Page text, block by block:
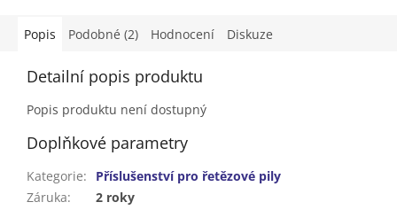
Popis Podobné (2) Hodnocení Diskuze
Detailní popis produktu
Popis produktu není dostupný
Doplňkové parametry
Kategorie:
Příslušenství pro řetězové pily
Záruka:
2 roky